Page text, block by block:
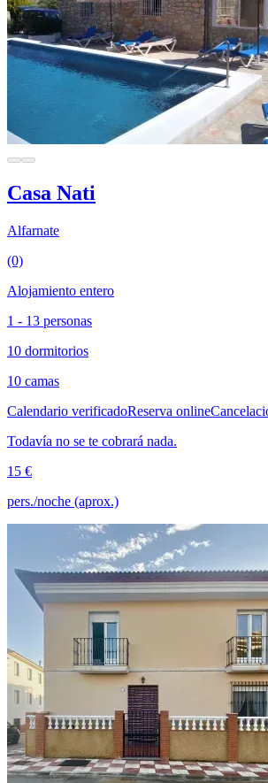
Casa Nati
Alfarnate
(0)
Alojamiento entero
1 - 13 personas
10 dormitorios
10 camas
Calendario verificadoReserva online
Todavía no se te cobrará nada.
15 €
pers./noche (aprox.)